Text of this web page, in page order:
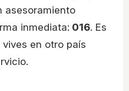
asesoramiento
inmediata: 016. Es
en otro país